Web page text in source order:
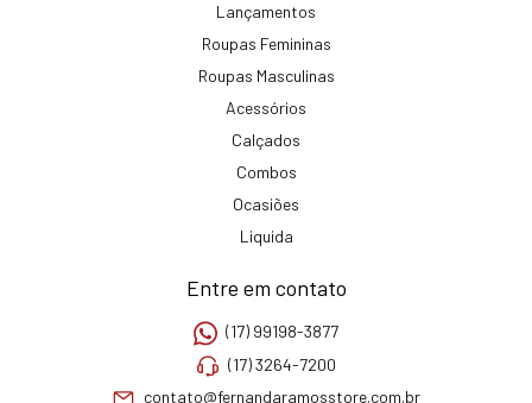
Lançamentos
Roupas Femininas
Roupas Masculinas
Acessórios
Calçados
Combos
Ocasiões
Liquida
Entre em contato
(17) 99198-3877
(17) 3264-7200
contato@fernandaramosstore.com.br